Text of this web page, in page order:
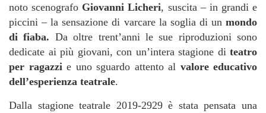
noto scenografo Giovanni Licheri, suscita – in grandi e
piccini – la sensazione di varcare la soglia di un mondo
di fiaba. Da oltre trent’anni le sue riproduzioni sono
dedicate ai più giovani, con un’intera stagione di teatro
per ragazzi e uno sguardo attento al valore educativo
dell’esperienza teatrale.
Dalla stagione teatrale 2019-2929 è stata pensata una